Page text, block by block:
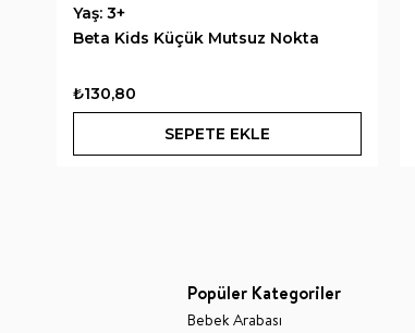
Yaş: 3+
Beta Kids Küçük Mutsuz Nokta
₺130,80
SEPETE EKLE
Popüler Kategoriler
Bebek Arabası